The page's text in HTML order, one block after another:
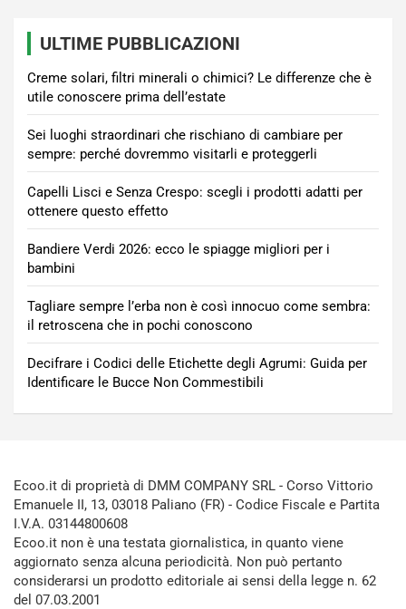
ULTIME PUBBLICAZIONI
Creme solari, filtri minerali o chimici? Le differenze che è
utile conoscere prima dell’estate
Sei luoghi straordinari che rischiano di cambiare per
sempre: perché dovremmo visitarli e proteggerli
Capelli Lisci e Senza Crespo: scegli i prodotti adatti per
ottenere questo effetto
Bandiere Verdi 2026: ecco le spiagge migliori per i
bambini
Tagliare sempre l’erba non è così innocuo come sembra:
il retroscena che in pochi conoscono
Decifrare i Codici delle Etichette degli Agrumi: Guida per
Identificare le Bucce Non Commestibili
Ecoo.it di proprietà di DMM COMPANY SRL - Corso Vittorio
Emanuele II, 13, 03018 Paliano (FR) - Codice Fiscale e Partita
I.V.A. 03144800608
Ecoo.it non è una testata giornalistica, in quanto viene
aggiornato senza alcuna periodicità. Non può pertanto
considerarsi un prodotto editoriale ai sensi della legge n. 62
del 07.03.2001